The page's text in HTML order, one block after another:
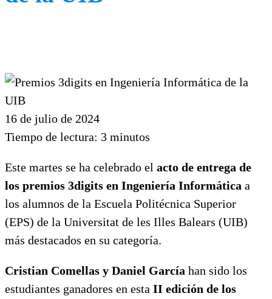
16 de julio de 2024
Tiempo de lectura: 3 minutos
Este martes se ha celebrado el acto de entrega de
los premios 3digits en Ingeniería Informática a
los alumnos de la Escuela Politécnica Superior
(EPS) de la Universitat de les Illes Balears (UIB)
más destacados en su categoría.
Cristian Comellas y Daniel García han sido los
estudiantes ganadores en esta II edición de los